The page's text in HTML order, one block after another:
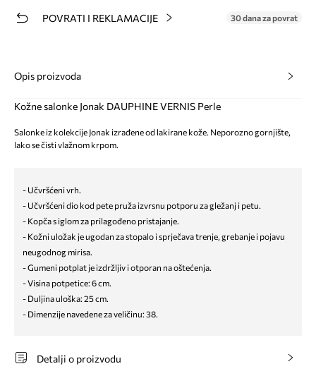
POVRATI I REKLAMACIJE 30 dana za povrat
Opis proizvoda
Kožne salonke Jonak DAUPHINE VERNIS Perle
Salonke iz kolekcije Jonak izrađene od lakirane kože. Neporozno gornjište,
lako se čisti vlažnom krpom.
- Učvršćeni vrh.
- Učvršćeni dio kod pete pruža izvrsnu potporu za gležanj i petu.
- Kopča s iglom za prilagođeno pristajanje.
- Kožni uložak je ugodan za stopalo i sprječava trenje, grebanje i pojavu
neugodnog mirisa.
- Gumeni potplat je izdržljiv i otporan na oštećenja.
- Visina potpetice: 6 cm.
- Duljina uloška: 25 cm.
- Dimenzije navedene za veličinu: 38.
Detalji o proizvodu